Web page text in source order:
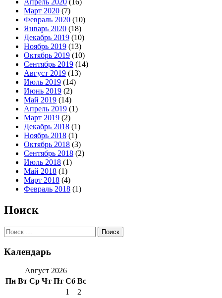
Апрель 2020 (16)
Март 2020 (7)
Февраль 2020 (10)
Январь 2020 (18)
Декабрь 2019 (10)
Ноябрь 2019 (13)
Октябрь 2019 (10)
Сентябрь 2019 (14)
Август 2019 (13)
Июль 2019 (14)
Июнь 2019 (2)
Май 2019 (14)
Апрель 2019 (1)
Март 2019 (2)
Декабрь 2018 (1)
Ноябрь 2018 (1)
Октябрь 2018 (3)
Сентябрь 2018 (2)
Июль 2018 (1)
Май 2018 (1)
Март 2018 (4)
Февраль 2018 (1)
Поиск
Поиск:
Календарь
Август 2026
Пн Вт Ср Чт Пт Сб Вс
1
2